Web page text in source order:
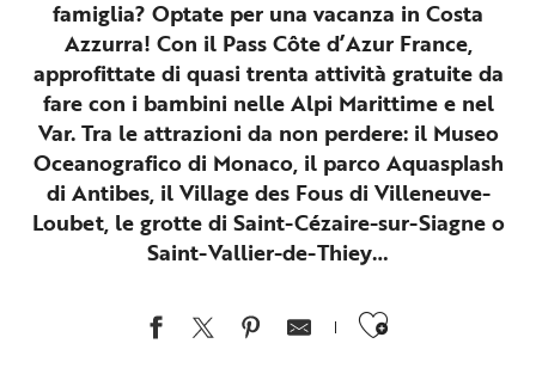
famiglia? Optate per una vacanza in Costa
Azzurra! Con il Pass Côte d’Azur France,
approfittate di quasi trenta attività gratuite da
fare con i bambini nelle Alpi Marittime e nel
Var. Tra le attrazioni da non perdere: il Museo
Oceanografico di Monaco, il parco Aquasplash
di Antibes, il Village des Fous di Villeneuve-
Loubet, le grotte di Saint-Cézaire-sur-Siagne o
Saint-Vallier-de-Thiey…
Ajouter